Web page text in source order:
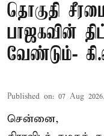
தொகுதி
பாஜகவின்
வேண்டும்-
Published on: 07 Aug
சென்னை,